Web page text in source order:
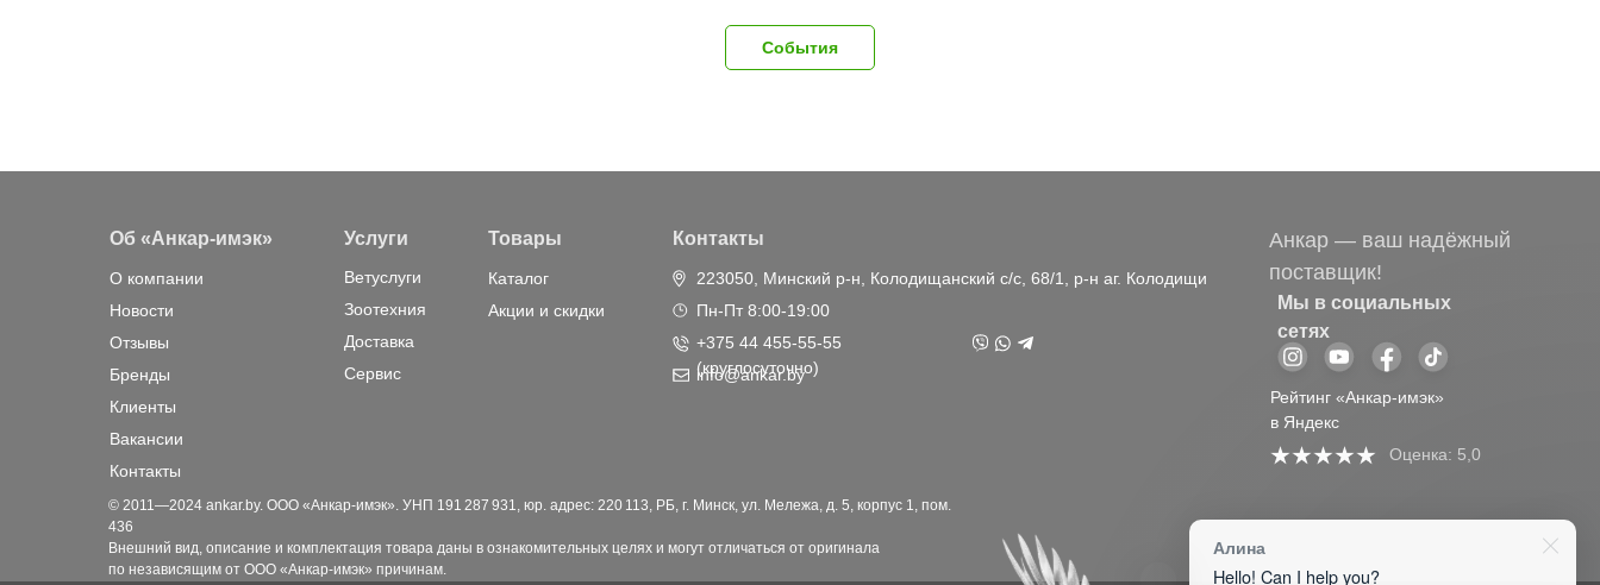
События
© 2011—2024 ankar.by. ООО «Анкар-имэк». УНП 191 287 931, юр. адрес: 220 113, РБ, г. Минск, ул. Мележа, д. 5, корпус 1, пом.
436
Внешний вид, описание и комплектация товара даны в ознакомительных целях и могут отличаться от оригинала
по независящим от ООО «Анкар-имэк» причинам.
Об «Анкар-имэк»
О компании
Новости
Отзывы
Бренды
Клиенты
Вакансии
Контакты
Услуги
Ветуслуги
Доставка
Сервис
Зоотехния
Товары
Каталог
Акции и скидки
Контакты
223050, Минский р-н, Колодищанский с/с, 68/1, р-н аг. Колодищи
Пн-Пт 8:00-19:00
+375 44 455-55-55
(круглосуточно)
info@ankar.by
Анкар — ваш надёжный
поставщик!
Мы в социальных
сетях
Рейтинг «Анкар-имэк»
в Яндекс
Оценка: 5,0
Алина
Hello! Can I help you?